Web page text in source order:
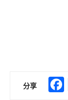
分享